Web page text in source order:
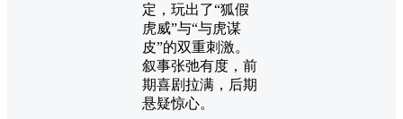
定，玩出了“狐假
虎威”与“与虎谋
皮”的双重刺激。
叙事张弛有度，前
期喜剧拉满，后期
悬疑惊心。